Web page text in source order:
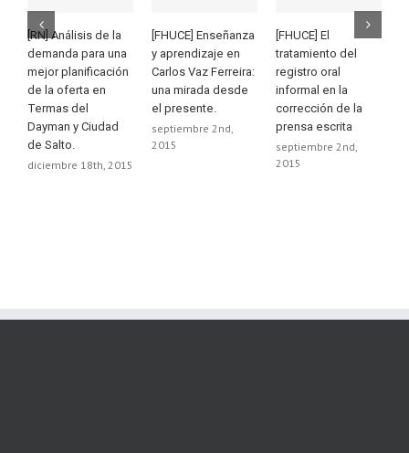
[RN] Análisis de la
demanda para una
mejor planificación
de la oferta en
Termas del
Dayman y Ciudad
de Salto.
diciembre 18th, 2015
[FHUCE] Enseñanza
y aprendizaje en
Carlos Vaz Ferreira:
una mirada desde
el presente.
septiembre 2nd,
2015
[FHUCE] El
tratamiento del
registro oral
informal en la
corrección de la
prensa escrita
septiembre 2nd,
2015